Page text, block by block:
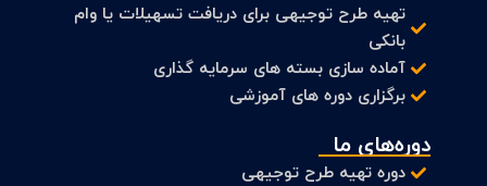
تهیه طرح توجیهی برای دریافت تسهیلات یا وام
بانکی
آماده سازی بسته های سرمایه گذاری
برگزاری دوره های آموزشی
دوره‌های ما
دوره تهیه طرح توجیهی